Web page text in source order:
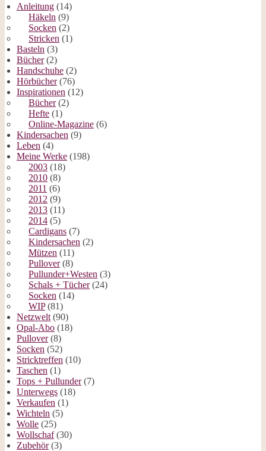
Anleitung (14)
Häkeln (9)
Socken (2)
Stricken (1)
Basteln (3)
Bücher(2)
Handschuhe (2)
Hörbücher(76)
Inspirationen (12)
Bücher(2)
Hefte (1)
Online-Magazine (6)
Kindersachen (9)
Leben (4)
Meine Werke (198)
2003 (18)
2010 (8)
2011 (6)
2012 (9)
2013 (11)
2014 (5)
Cardigans (7)
Kindersachen (2)
Mützen (11)
Pullover(8)
Pullunder+Westen (3)
Schals + Tücher(24)
Socken (14)
WIP(81)
Netzwelt (90)
Opal-Abo (18)
Pullover(8)
Socken (52)
Stricktreffen (10)
Taschen (1)
Tops + Pullunder(7)
Unterwegs (18)
Verkaufen (1)
Wichteln (5)
Wolle (25)
Wollschaf(30)
Zubehör(3)